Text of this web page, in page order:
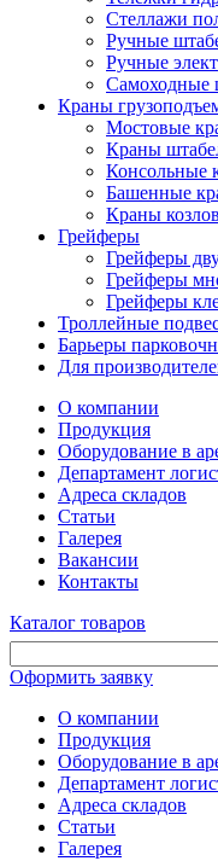
Cтеллажи
Ручные
Ручные
Самоходные
Краны
Мостовые
Краны
Консольные
Башенные
Краны
Грейферы
Грейферы
Грейферы
Грейферы
Троллейные
Барьеры
Для
О компании
Продукция
Оборудование в
Департамент
Адреса складов
Статьи
Галерея
Вакансии
Контакты
Каталог товаров
Оформить заявку
О компании
Продукция
Оборудование в
Департамент
Адреса складов
Статьи
Галерея